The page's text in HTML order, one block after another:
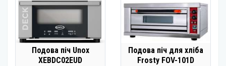
Подова піч Unox
XEBDC02EUD
Подова піч для хліба
Frosty FOV-101D